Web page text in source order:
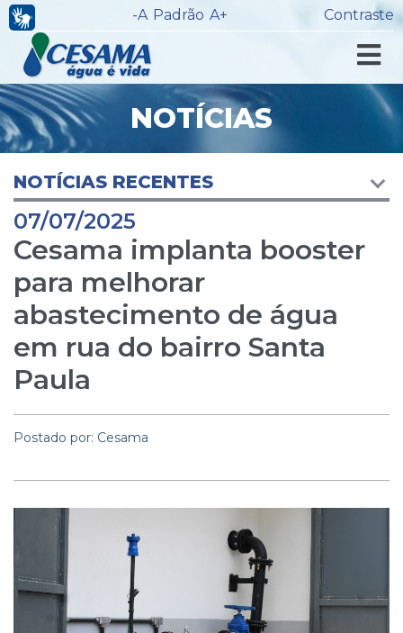
-A Padrão A+ Contraste
NOTÍCIAS
NOTÍCIAS RECENTES
07/07/2025
Cesama implanta booster
para melhorar
abastecimento de água
em rua do bairro Santa
Paula
Postado por: Cesama